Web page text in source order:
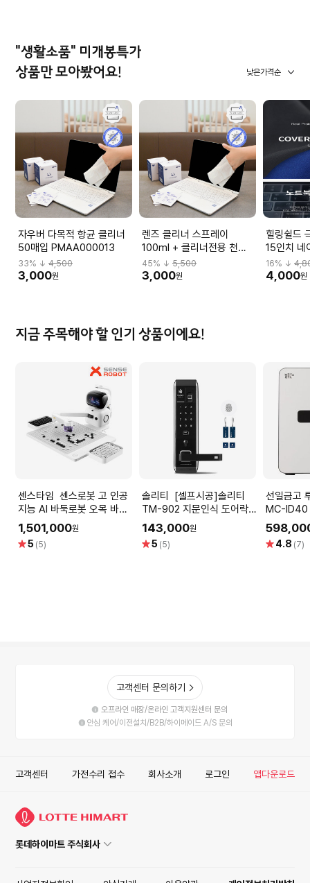
"생활소품" 미개봉특가
상품만 모아봤어요!
낮은가격순
자우버 다목적 항균 클리너
50매입 PMAA000013
33% ↓ 4,500
3,000원
렌즈 클리너 스프레이
100ml + 클리너전용 천
PMQS040037
45% ↓5,500
3,000원
힐링쉴드
15인치
16% ↓
4,000원
지금 주목해야 할 인기 상품이에요!
센스타임 센스로봇 고 인공
지능 AI 바둑로봇 오목 바둑
알 바둑판세트
1,501,000원
별5 (5)
솔리티 [셀프시공]솔리티
TM-902 지문인식 도어락
번호키
143,000원
별5 (5)
선일금고 루셀 사
MC-ID40
지문인식
별 4.8 (7)
고객센터 문의하기
오프라인 매장/온라인 고객지원센터 문의
안심 케어/이전설치/B2B/하이메이드 A/S 문의
고객센터 가전수리 접수 회사소개 로그인 앱다운로드
롯데하이마트 주식회사